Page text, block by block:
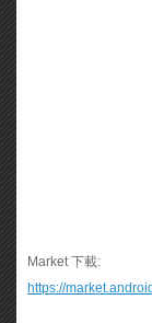
Market 下載:
https://